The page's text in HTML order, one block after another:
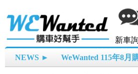
新車
NEWS ► WeWanted 115年8月